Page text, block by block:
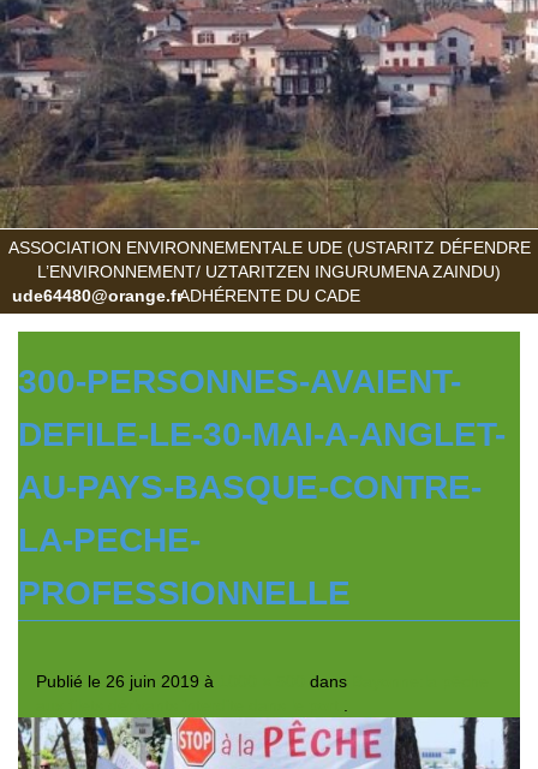
ASSOCIATION ENVIRONNEMENTALE UDE (USTARITZ DÉFENDRE
L’ENVIRONNEMENT/ UZTARITZEN INGURUMENA ZAINDU)
ADHÉRENTE DU CADE
ude64480@orange.fr
300-PERSONNES-AVAIENT-
DEFILE-LE-30-MAI-A-ANGLET-
AU-PAYS-BASQUE-CONTRE-
LA-PECHE-
PROFESSIONNELLE
Publié le 26 juin 2019 à dans